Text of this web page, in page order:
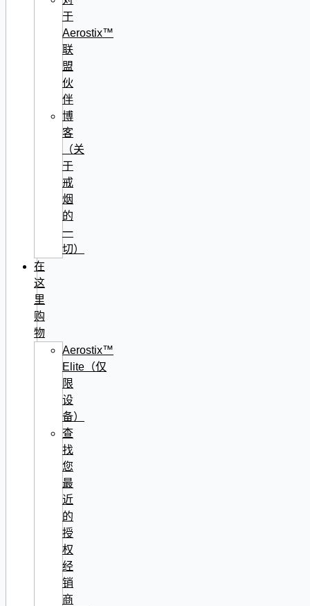
于
Aerostix™
联
盟
伙
伴
博
客
（关
于
戒
烟
的
一
切）
在
这
里
购
物
Aerostix™
Elite（仅
限
设
备）
查
找
您
最
近
的
授
权
经
销
商